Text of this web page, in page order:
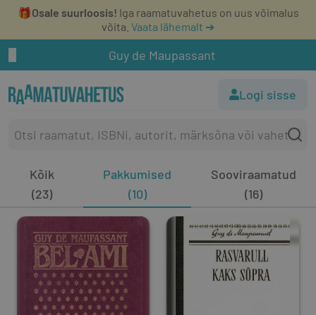
🎁Osale suurloosis! Iga raamatuvahetus on uus võimalus
võita. Vaata lähemalt ➔
Guy de Maupassant
Logi sisse
Kõik
(23)
Pakkumised
(10)
Sooviraamatud
(16)